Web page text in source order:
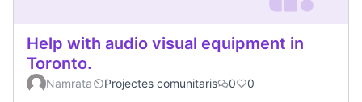
Help with audio visual equipment in
Toronto.
Namrata Projectes comunitaris 0 0